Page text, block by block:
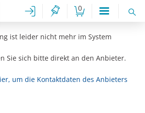
0
ist leider nicht mehr im System
Sie sich bitte direkt an den Anbieter.
um die Kontaktdaten des Anbieters